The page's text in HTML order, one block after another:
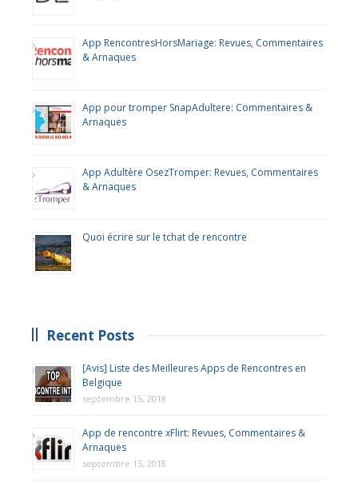
App RencontresHorsMariage: Revues, Commentaires
& Arnaques
App pour tromper SnapAdultere: Commentaires &
Arnaques
App Adultère OsezTromper: Revues, Commentaires
& Arnaques
Quoi écrire sur le tchat de rencontre
Recent Posts
[Avis] Liste des Meilleures Apps de Rencontres en
Belgique
septembre 15, 2018
App de rencontre xFlirt: Revues, Commentaires &
Arnaques
septembre 15, 2018